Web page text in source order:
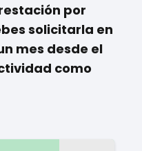
por
solicitarla en
mes desde el
como